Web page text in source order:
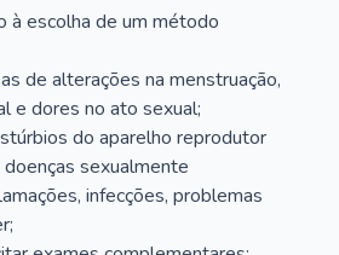
à escolha de um método
de alterações na menstruação,
e dores no ato sexual;
do aparelho reprodutor
sexualmente
infecções, problemas